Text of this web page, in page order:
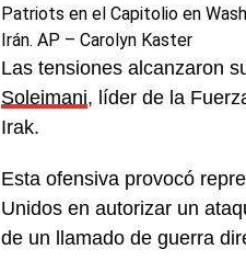
Patriots en el Capitolio en
Irán. AP – Carolyn Kaster
Las tensiones alcanzaron
Soleimani, líder de la
Irak.
Esta ofensiva provocó
Unidos en autorizar un
de un llamado de guerra